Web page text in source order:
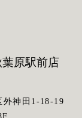
葉原駅前店
外神田1-18-19